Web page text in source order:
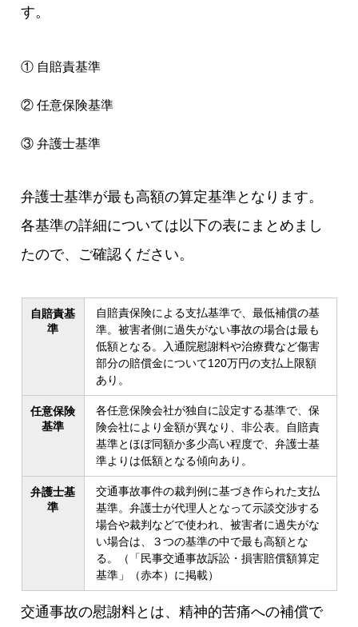
す。
① 自賠責基準
② 任意保険基準
③ 弁護士基準
弁護士基準が最も高額の算定基準となります。
各基準の詳細については以下の表にまとめまし
たので、ご確認ください。
自賠責基
準
自賠責保険による支払基準で、最低補償の基
準。被害者側に過失がない事故の場合は最も
低額となる。入通院慰謝料や治療費など傷害
部分の賠償金について120万円の支払上限額
あり。
任意保険
基準
各任意保険会社が独自に設定する基準で、保
険会社により金額が異なり、非公表。自賠責
基準とほぼ同額か多少高い程度で、弁護士基
準よりは低額となる傾向あり。
弁護士基
準
交通事故事件の裁判例に基づき作られた支払
基準。弁護士が代理人となって示談交渉する
場合や裁判などで使われ、被害者に過失がな
い場合は、３つの基準の中で最も高額とな
る。（「民事交通事故訴訟・損害賠償額算定
基準」（赤本）に掲載）
交通事故の慰謝料とは、精神的苦痛への補償で